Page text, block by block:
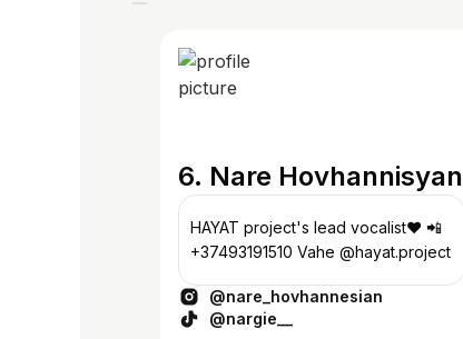
6. Nare Hovhannisyan
HAYAT project's lead vocalist❤️ 📲
+37493191510 Vahe @hayat.project
@nare_hovhannesian
@nargie__